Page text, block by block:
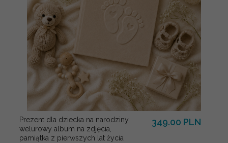
Prezent dla dziecka na narodziny
welurowy album na zdjęcia,
pamiątka z pierwszych lat życia
349.00 PLN